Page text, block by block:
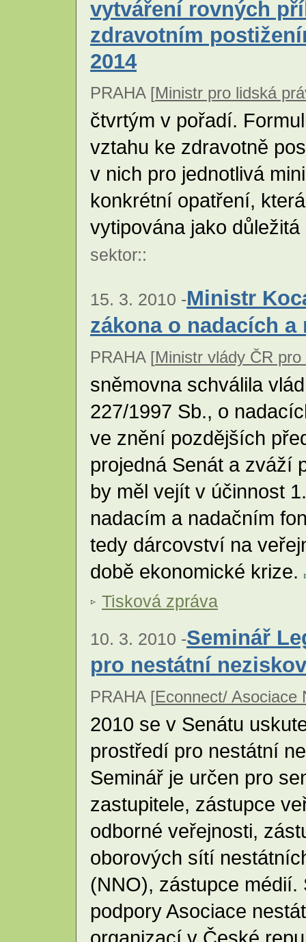
vytváření rovných
zdravotním
2014
PRAHA [Ministr pro lidská
čtvrtým v pořadí.
vztahu ke zdravotně
v nich pro jednotlivá
konkrétní opatření,
vytipována jako
sektor::
15. 3. 2010 -Ministr
zákona o nadacích
PRAHA [Ministr vlády ČR
sněmovna schválila
227/1997 Sb., o
ve znění pozdějších
projedná Senát a zváží
by měl vejít v účinnost
nadacím a nadačním
tedy dárcovství na
době ekonomické krize.
Tisková zpráva
10. 3. 2010 -Seminář
pro nestátní
PRAHA [Econnect/ Asociace
2010 se v Senátu
prostředí pro nestátní
Seminář je určen pro
zastupitele, zástupce
odborné veřejnosti,
oborových sítí
(NNO), zástupce médií.
podpory Asociace
organizací v České